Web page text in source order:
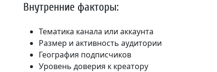
Внутренние факторы:
Тематика канала или аккаунта
Размер и активность аудитории
География подписчиков
Уровень доверия к креатору